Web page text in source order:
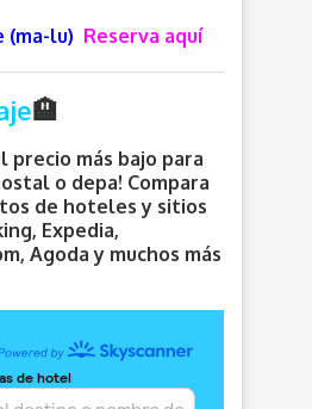
(ma-lu) Reserva aquí
🏨
precio más bajo para
o depa! Compara
de hoteles y sitios
Expedia,
Agoda y muchos más